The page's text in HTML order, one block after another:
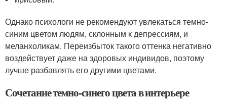
Однако психологи не рекомендуют увлекаться темно-
синим цветом людям, склонным к депрессиям, и
меланхоликам. Переизбыток такого оттенка негативно
воздействует даже на здоровых индивидов, поэтому
лучше разбавлять его другими цветами.
Сочетание темно-синего цвета в интерьере